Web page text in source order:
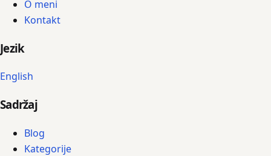
O meni
Kontakt
Jezik
English
Sadržaj
Blog
Kategorije